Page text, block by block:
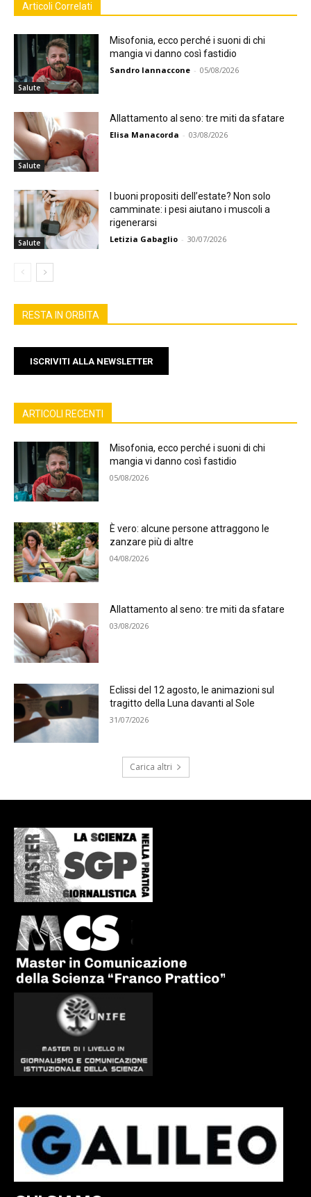
Articoli Correlati
Salute
Misofonia, ecco perché i suoni di chi
mangia vi danno così fastidio
Sandro Iannaccone - 05/08/2026
Salute
Allattamento al seno: tre miti da sfatare
Elisa Manacorda - 03/08/2026
Salute
I buoni propositi dell’estate? Non solo
camminate: i pesi aiutano i muscoli a
rigenerarsi
Letizia Gabaglio - 30/07/2026
RESTA IN ORBITA
ISCRIVITI ALLA NEWSLETTER
ARTICOLI RECENTI
Misofonia, ecco perché i suoni di chi
mangia vi danno così fastidio
05/08/2026
È vero: alcune persone attraggono le
zanzare più di altre
04/08/2026
Allattamento al seno: tre miti da sfatare
03/08/2026
Eclissi del 12 agosto, le animazioni sul
tragitto della Luna davanti al Sole
31/07/2026
Carica altri